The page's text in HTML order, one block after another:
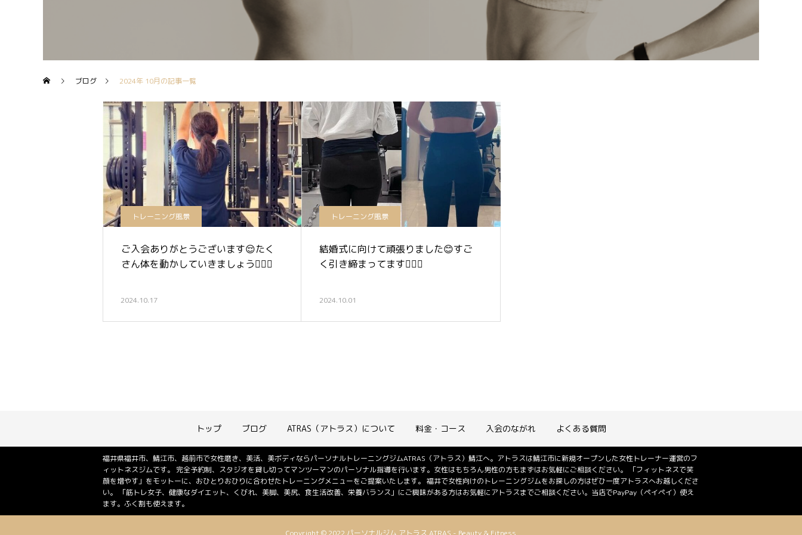
ブログ 2024年 10月の記事一覧
トレーニング風景
ご入会ありがとうございます😌たく
さん体を動かしていきましょう🏋️‍♀️✨
2024.10.17
トレーニング風景
結婚式に向けて頑張りました😊すご
く引き締まってます🏋️‍♀️✨
2024.10.01
トップ ブログ ATRAS（アトラス）について 料金・コース 入会のながれ よくある質問
福井県福井市、鯖江市、越前市で女性磨き、美活、美ボディならパーソナルトレーニングジムATRAS（アトラス）鯖江へ。アトラスは鯖江市に新規オープンした女性トレーナー運営のフ
ィットネスジムです。 完全予約制、スタジオを貸し切ってマンツーマンのパーソナル指導を行います。女性はもちろん男性の方もまずはお気軽にご相談ください。 「フィットネスで笑
顔を増やす」をモットーに、おひとりおひりに合わせたトレーニングメニューをご提案いたします。 福井で女性向けのトレーニングジムをお探しの方はぜひ一度アトラスへお越しくださ
い。 「筋トレ女子、健康なダイエット、くびれ、美脚、美尻、食生活改善、栄養バランス」にご興味がある方はお気軽にアトラスまでご相談ください。当店でPayPay（ペイペイ）使え
ます。ふく割も使えます。
Copyright © 2022 パーソナルジム アトラス ATRAS - Beauty & Fitness